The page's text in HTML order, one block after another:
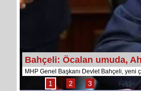
Bahçeli: Öcalan umuda,
MHP Genel Başkanı Devlet Bahçeli, yeni
1 2 3